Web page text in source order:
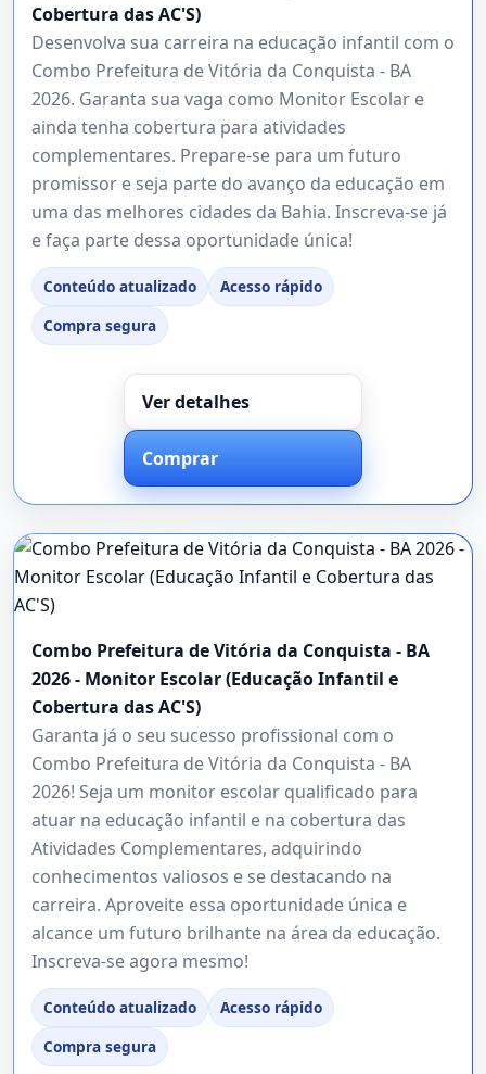
Cobertura das AC'S)
Desenvolva sua carreira na educação infantil com o
Combo Prefeitura de Vitória da Conquista - BA
2026. Garanta sua vaga como Monitor Escolar e
ainda tenha cobertura para atividades
complementares. Prepare-se para um futuro
promissor e seja parte do avanço da educação em
uma das melhores cidades da Bahia. Inscreva-se já
e faça parte dessa oportunidade única!
Conteúdo atualizado
Acesso rápido
Compra segura
Ver detalhes
Comprar
Combo Prefeitura de Vitória da Conquista - BA
2026 - Monitor Escolar (Educação Infantil e
Cobertura das AC'S)
Garanta já o seu sucesso profissional com o
Combo Prefeitura de Vitória da Conquista - BA
2026! Seja um monitor escolar qualificado para
atuar na educação infantil e na cobertura das
Atividades Complementares, adquirindo
conhecimentos valiosos e se destacando na
carreira. Aproveite essa oportunidade única e
alcance um futuro brilhante na área da educação.
Inscreva-se agora mesmo!
Conteúdo atualizado
Acesso rápido
Compra segura